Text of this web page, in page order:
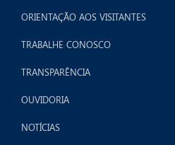
ORIENTAÇÃO AOS VISITANTES
TRABALHE CONOSCO
TRANSPARÊNCIA
OUVIDORIA
NOTÍCIAS